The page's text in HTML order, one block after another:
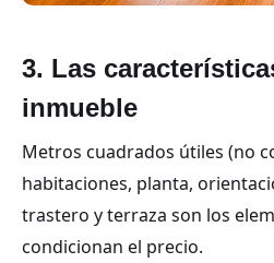
3. Las
inmueble
Metros cuadrados útiles (no
habitaciones, planta,
trastero y terraza son los
condicionan el precio.